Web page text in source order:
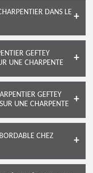
DANS LE
GEFTEY
UNE CHARPENTE
GEFTEY
UNE CHARPENTE
CHEZ